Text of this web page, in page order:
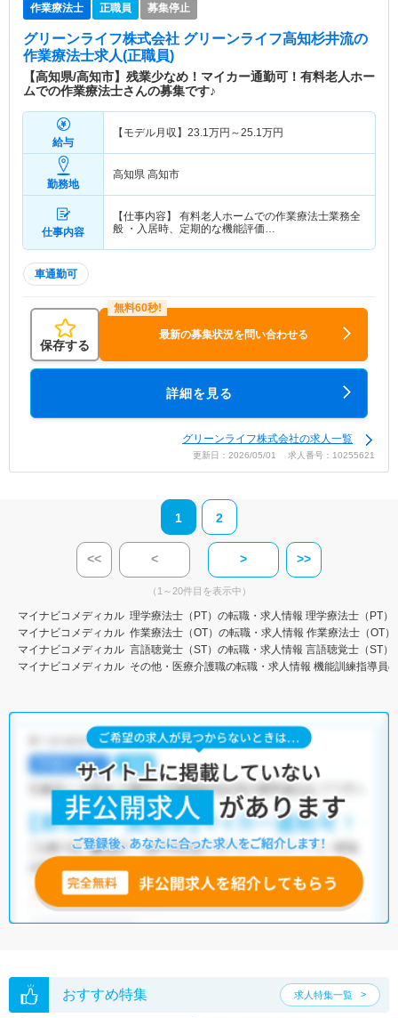
作業療法士 正職員 募集停止
グリーンライフ株式会社 グリーンライフ高知杉井流の
作業療法士求人(正職員)
【高知県/高知市】残業少なめ！マイカー通勤可！有料老人ホー
ムでの作業療法士さんの募集です♪
給与
【モデル月収】 23.1万円～25.1万円
勤務地
高知県 高知市
仕事内容
【仕事内容】 有料老人ホームでの作業療法士業務全
般 ・入居時、定期的な機能評価…
車通勤可
保存する
最新の募集状況を問い合わせる
詳細を見る
グリーンライフ株式会社の求人一覧
更新日：2026/05/01 求人番号：10255621
1 2
<< < > >>
（1～20件目を表示中）
マイナビコメディカル 理学療法士（PT）の転職・求人情報 理学療法士（PT）
マイナビコメディカル 作業療法士（OT）の転職・求人情報 作業療法士（OT
マイナビコメディカル 言語聴覚士（ST）の転職・求人情報 言語聴覚士（ST）
マイナビコメディカル その他・医療介護職の転職・求人情報 機能訓練指導員
おすすめ特集 求人特集一覧